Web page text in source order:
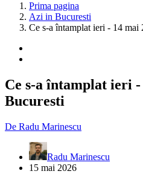
Prima pagina
Azi in Bucuresti
Ce s-a întamplat ieri - 14 mai
Ce s-a întamplat ieri
Bucuresti
De Radu Marinescu
Radu Marinescu
15 mai 2026